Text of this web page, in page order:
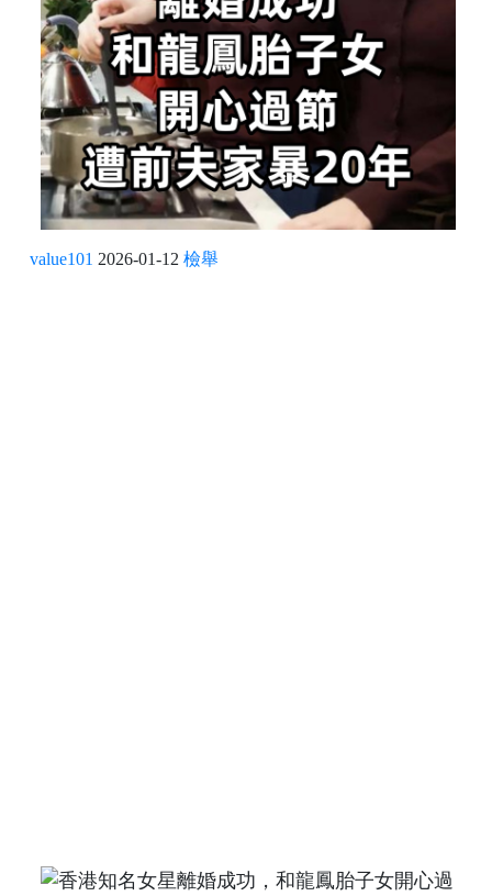
value101 2026-01-12 檢舉